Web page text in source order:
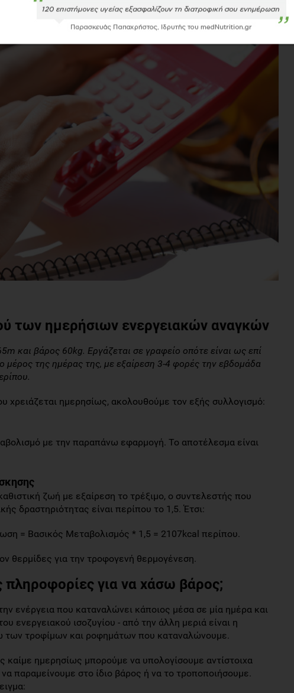
των ημερήσιων ενεργειακών αναγκών
και βάρος 60kg. Εργάζεται σε γραφείο οπότε είναι ως επί
μέρος της ημέρας της, με εξαίρεση 3-4 φορές την εβδομάδα
χρειάζεται ημερησίως, ακολουθούμε τον εξής συλλογισμό:
με την παραπάνω εφαρμογή. Το αποτέλεσμα είναι
ζωή με εξαίρεση το τρέξιμο, ο συντελεστής που
δραστηριότητας είναι περίπου το 1,5. Έτσι:
= Βασικός Μεταβολισμός * 1,5 = 2107kcal περίπου.
θερμίδες για την τροφογενή θερμογένεση.
πληροφορίες για να χάσω βάρος;
ενέργεια που καταναλώνει κάποιος μέσα σε μία ημέρα και
ενεργειακού ισοζυγίου - από την άλλη μεριά είναι η
τροφίμων και ροφημάτων που καταναλώνουμε.
καίμε ημερησίως μπορούμε να υπολογίσουμε αντίστοιχα
παραμείνουμε στο ίδιο βάρος ή να το τροποποιήσουμε.